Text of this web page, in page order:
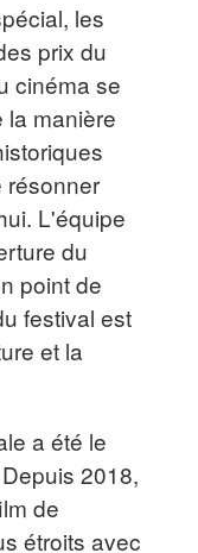
les
prix du
cinéma se
la manière
résonner
L'équipe
du
point de
festival est
et la
a été le
2018,
de
étroits avec